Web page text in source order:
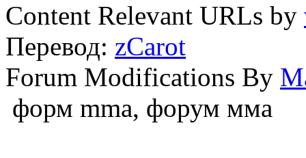
Content Relevant URLs by
Перевод: zCarot
Forum Modifications By
форм mma, форум мма